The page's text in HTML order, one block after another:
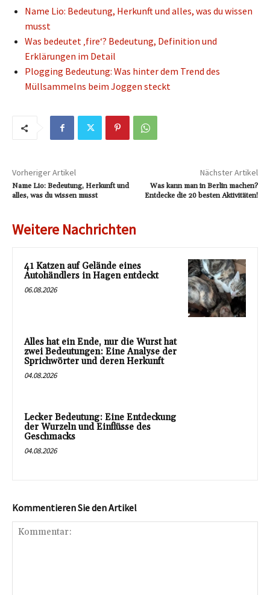
Name Lio: Bedeutung, Herkunft und alles, was du wissen
musst
Was bedeutet ‚fire‘? Bedeutung, Definition und
Erklärungen im Detail
Plogging Bedeutung: Was hinter dem Trend des
Müllsammelns beim Joggen steckt
Vorheriger Artikel
Name Lio: Bedeutung, Herkunft und
alles, was du wissen musst
Nächster Artikel
Was kann man in Berlin machen?
Entdecke die 20 besten Aktivitäten!
Weitere Nachrichten
41 Katzen auf Gelände eines
Autohändlers in Hagen entdeckt
06.08.2026
Alles hat ein Ende, nur die Wurst hat
zwei Bedeutungen: Eine Analyse der
Sprichwörter und deren Herkunft
04.08.2026
Lecker Bedeutung: Eine Entdeckung
der Wurzeln und Einflüsse des
Geschmacks
04.08.2026
Kommentieren Sie den Artikel